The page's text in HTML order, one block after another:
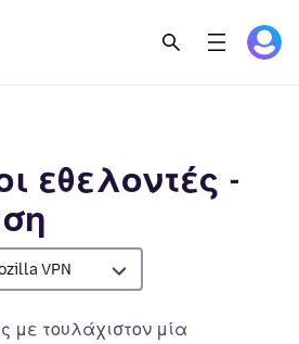
εθελοντές -
VPN
με τουλάχιστον μία